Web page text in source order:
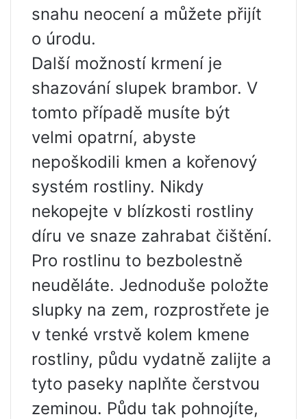
snahu neocení a můžete přijít
o úrodu.
Další možností krmení je
shazování slupek brambor. V
tomto případě musíte být
velmi opatrní, abyste
nepoškodili kmen a kořenový
systém rostliny. Nikdy
nekopejte v blízkosti rostliny
díru ve snaze zahrabat čištění.
Pro rostlinu to bezbolestně
neuděláte. Jednoduše položte
slupky na zem, rozprostřete je
v tenké vrstvě kolem kmene
rostliny, půdu vydatně zalijte a
tyto paseky naplňte čerstvou
zeminou. Půdu tak pohnojíte,